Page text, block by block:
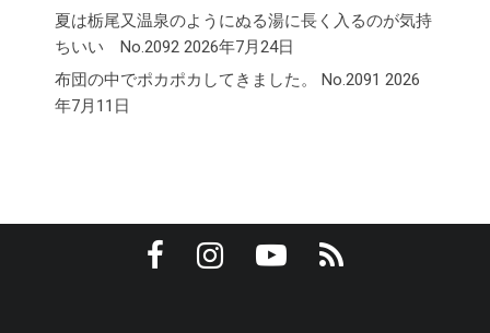
夏は栃尾又温泉のようにぬる湯に長く入るのが気持
ちいい No.2092 2026年7月24日
布団の中でポカポカしてきました。 No.2091 2026
年7月11日